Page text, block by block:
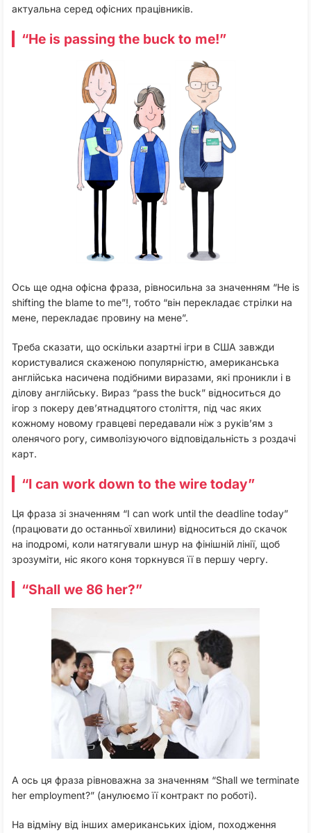
актуальна серед офісних працівників.
“He is passing the buck to me!”
Ось ще одна офісна фраза, рівносильна за значенням “He is
shifting the blame to me”!, тобто “він перекладає стрілки на
мене, перекладає провину на мене”.
Треба сказати, що оскільки азартні ігри в США завжди
користувалися скаженою популярністю, американська
англійська насичена подібними виразами, які проникли і в
ділову англійську. Вираз “pass the buck” відноситься до
ігор з покеру дев’ятнадцятого століття, під час яких
кожному новому гравцеві передавали ніж з руків’ям з
оленячого рогу, символізуючого відповідальність з роздачі
карт.
“I can work down to the wire today”
Ця фраза зі значенням “I can work until the deadline today”
(працювати до останньої хвилини) відноситься до скачок
на іподромі, коли натягували шнур на фінішній лінії, щоб
зрозуміти, ніс якого коня торкнувся її в першу чергу.
“Shall we 86 her?”
А ось ця фраза рівноважна за значенням “Shall we terminate
her employment?” (анулюємо її контракт по роботі).
На відміну від інших американських ідіом, походження